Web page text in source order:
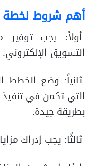
أهم شروط لخطة
أولاً: يجب توفير
التسويق الإلكتروني.
ثانياً: وضع الخطط
التي تكمن في تنفيذ
بطريقة جيدة.
ثالثًا: يجب إدراك